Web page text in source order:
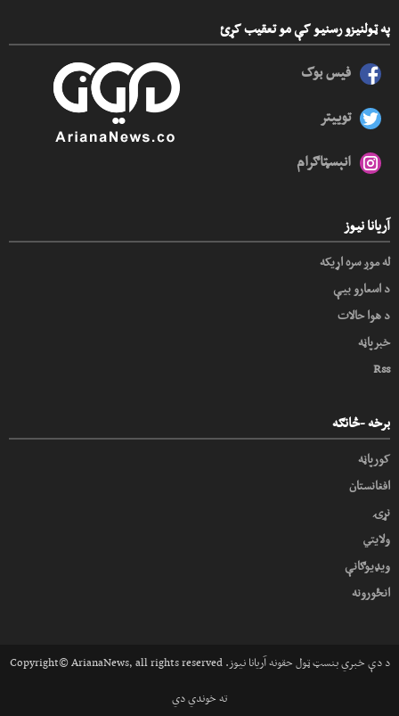
په ټولنیزو رسنیو کې مو تعقیب کړئ
فیس بوک
توییتر
انېسټاګرام
آریانا نیوز
له موږ سره اړیکه
د اسعارو بیې
د هوا حالات
خبرپاڼه
Rss
برخه -څانګه
کورپاڼه
افغانستان
نړۍ
ولایتي
ویډیوګانې
انځورونه
Copyright© ArianaNews, all rights reserved .د دې خبري بنسټ ټول حقونه آریانا نیوز
ته خوندي دي